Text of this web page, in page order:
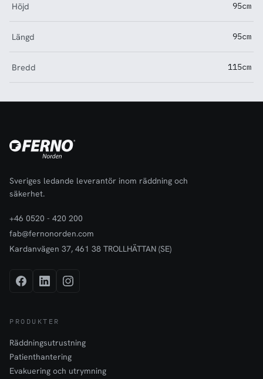
Höjd 95cm
Längd 95cm
Bredd 115cm
Sveriges ledande leverantör inom räddning och
säkerhet.
+46 0520 - 420 200
fab@fernonorden.com
Kardanvägen 37, 461 38 TROLLHÄTTAN (SE)
PRODUKTER
Räddningsutrustning
Patienthantering
Evakuering och utrymning